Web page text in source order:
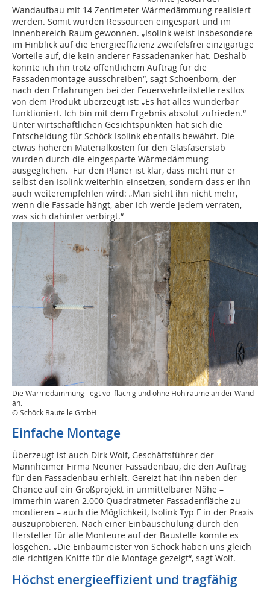
Wandaufbau mit 14 Zentimeter Wärmedämmung realisiert
werden. Somit wurden Ressourcen eingespart und im
Innenbereich Raum gewonnen. „Isolink weist insbesondere
im Hinblick auf die Energieeffizienz zweifelsfrei einzigartige
Vorteile auf, die kein anderer Fassadenanker hat. Deshalb
konnte ich ihn trotz öffentlichem Auftrag für die
Fassadenmontage ausschreiben“, sagt Schoenborn, der
nach den Erfahrungen bei der Feuerwehrleitstelle restlos
von dem Produkt überzeugt ist: „Es hat alles wunderbar
funktioniert. Ich bin mit dem Ergebnis absolut zufrieden.“
Unter wirtschaftlichen Gesichtspunkten hat sich die
Entscheidung für Schöck Isolink ebenfalls bewährt. Die
etwas höheren Materialkosten für den Glasfaserstab
wurden durch die eingesparte Wärmedämmung
ausgeglichen. Für den Planer ist klar, dass nicht nur er
selbst den Isolink weiterhin einsetzen, sondern dass er ihn
auch weiterempfehlen wird: „Man sieht ihn nicht mehr,
wenn die Fassade hängt, aber ich werde jedem verraten,
was sich dahinter verbirgt.“
Die Wärmedämmung liegt vollflächig und ohne Hohlräume an der Wand
an.
© Schöck Bauteile GmbH
Einfache Montage
Überzeugt ist auch Dirk Wolf, Geschäftsführer der
Mannheimer Firma Neuner Fassadenbau, die den Auftrag
für den Fassadenbau erhielt. Gereizt hat ihn neben der
Chance auf ein Großprojekt in unmittelbarer Nähe –
immerhin waren 2.000 Quadratmeter Fassadenfläche zu
montieren – auch die Möglichkeit, Isolink Typ F in der Praxis
auszuprobieren. Nach einer Einbauschulung durch den
Hersteller für alle Monteure auf der Baustelle konnte es
losgehen. „Die Einbaumeister von Schöck haben uns gleich
die richtigen Kniffe für die Montage gezeigt“, sagt Wolf.
Höchst energieeffizient und tragfähig